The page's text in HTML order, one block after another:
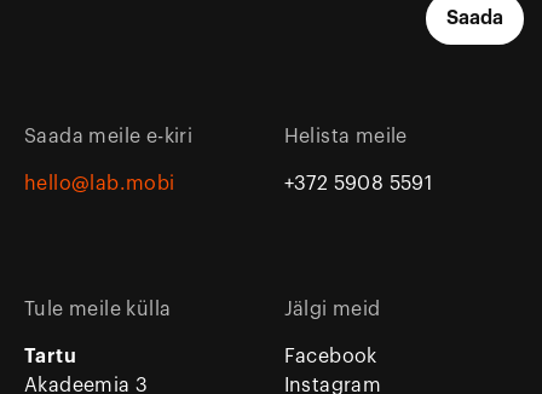
Saada meile e-kiri
hello@lab.mobi
Helista meile
+372 5908 5591
Tule meile külla
Tartu
Akadeemia 3
Jälgi meid
Facebook
Instagram